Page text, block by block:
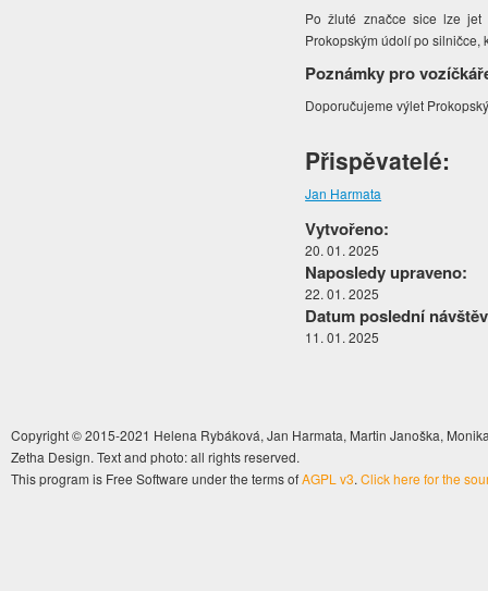
Po žluté značce sice lze jet
Prokopským údolí po
Poznámky pro
Doporučujeme výlet
Přispěvatelé:
Jan Harmata
Vytvořeno:
20. 01. 2025
Naposledy upraveno:
22. 01. 2025
Datum poslední
11. 01. 2025
Copyright © 2015-2021 Helena Rybáková, Jan Harmata, Martin Janoška,
Zetha Design. Text and photo: all rights reserved.
This program is Free Software under the terms ofAGPL v3. Click here for the